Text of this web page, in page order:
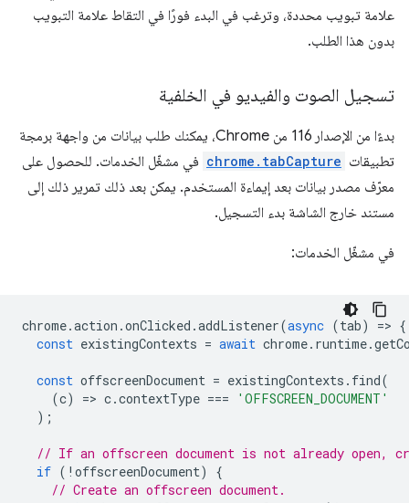
علامة تبويب محددة، وترغب في البدء فورًا في التقاط علامة التبويب
بدون هذا الطلب.
تسجيل الصوت والفيديو في الخلفية
بدءًا من الإصدار 116 من Chrome، يمكنك طلب بيانات من واجهة برمجة
تطبيقات chrome.tabCapture في مشغّل الخدمات. للحصول على
معرّف مصدر بيانات بعد إيماءة المستخدم. يمكن بعد ذلك تمرير ذلك إلى
مستند خارج الشاشة بدء التسجيل.
في مشغّل الخدمات:
chrome.action .onClicked .addListener(async (tab) => {
const existingContexts = await chrome. runtime.
const offscreenDocument = existingContexts . find(
(c) => c.contextType ===
'OFFSCREEN_DOCUMENT'
);
// If an offscreen document is not already open,
if ( ! offscreenDocument)
{
// Create an offscreen document.